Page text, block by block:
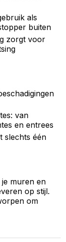
als
buiten
zorgt voor
van
en entrees
slechts één
muren en
op stijl.
om